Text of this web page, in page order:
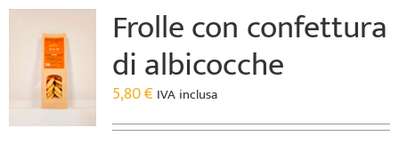
Frolle con confettura
di albicocche
5,80€ IVA inclusa